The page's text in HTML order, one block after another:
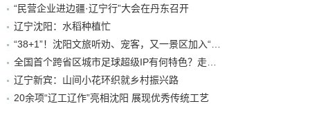
“民营企业进边疆·辽宁行”大会在丹东召开
辽宁沈阳：水稻种植忙
辽宁新宾：山间小花环织就乡村振兴路
20余项“辽工辽作”亮相沈阳 展现优秀传统工艺